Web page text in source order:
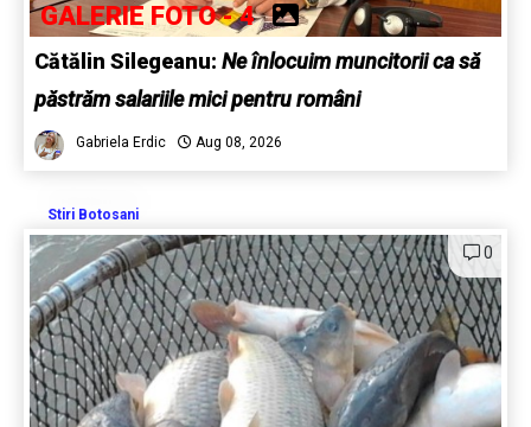
GALERIE FOTO - 4
Cătălin Silegeanu: Ne înlocuim muncitorii ca să
păstrăm salariile mici pentru români
Gabriela Erdic Aug 08, 2026
Stiri Botosani
0